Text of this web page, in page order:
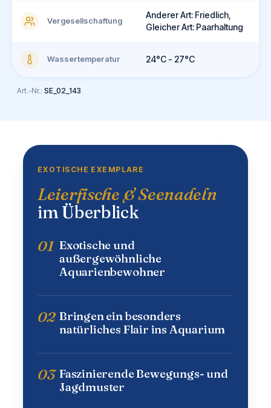
Vergesellschaftung
Anderer Art: Friedlich,
Gleicher Art: Paarhaltung
Wassertemperatur 24°C - 27°C
Art.-Nr.: SE_02_143
EXOTISCHE EXEMPLARE
Leierfische & Seenadeln
im Überblick
01 Exotische und
außergewöhnliche
Aquarienbewohner
02 Bringen ein besonders
natürliches Flair ins Aquarium
03 Faszinierende Bewegungs- und
Jagdmuster